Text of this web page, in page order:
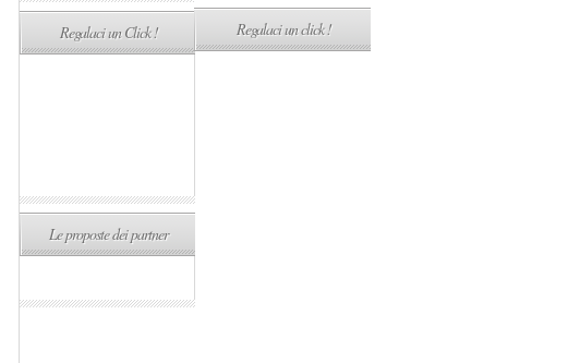
Regalaci un Click !
Le proposte dei partner
Regalaci un click !